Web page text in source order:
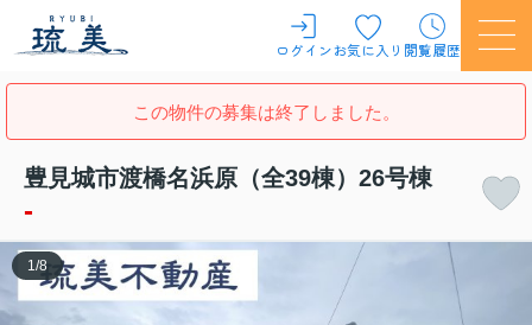
ログインお気に入り 閲覧履歴
この物件の募集は終了しました。
豊見城市渡橋名浜原（全39棟）26号棟
-
1 /8